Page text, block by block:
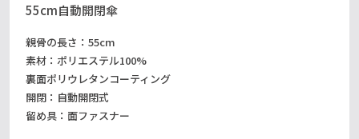
55cm自動開閉傘
親骨の長さ：55cm
素材：ポリエステル100%
裏面ポリウレタンコーティング
開閉：自動開閉式
留め具：面ファスナー